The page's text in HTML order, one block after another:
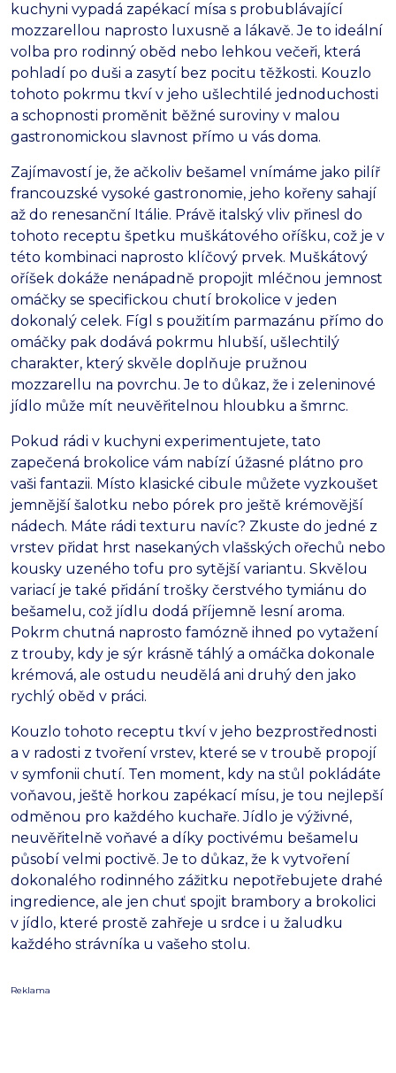
kuchyni vypadá zapékací mísa s probublávající
mozzarellou naprosto luxusně a lákavě. Je to ideální
volba pro rodinný oběd nebo lehkou večeři, která
pohladí po duši a zasytí bez pocitu těžkosti. Kouzlo
tohoto pokrmu tkví v jeho ušlechtilé jednoduchosti
a schopnosti proměnit běžné suroviny v malou
gastronomickou slavnost přímo u vás doma.
Zajímavostí je, že ačkoliv bešamel vnímáme jako pilíř
francouzské vysoké gastronomie, jeho kořeny sahají
až do renesanční Itálie. Právě italský vliv přinesl do
tohoto receptu špetku muškátového oříšku, což je v
této kombinaci naprosto klíčový prvek. Muškátový
oříšek dokáže nenápadně propojit mléčnou jemnost
omáčky se specifickou chutí brokolice v jeden
dokonalý celek. Fígl s použitím parmazánu přímo do
omáčky pak dodává pokrmu hlubší, ušlechtilý
charakter, který skvěle doplňuje pružnou
mozzarellu na povrchu. Je to důkaz, že i zeleninové
jídlo může mít neuvěřitelnou hloubku a šmrnc.
Pokud rádi v kuchyni experimentujete, tato
zapečená brokolice vám nabízí úžasné plátno pro
vaši fantazii. Místo klasické cibule můžete vyzkoušet
jemnější šalotku nebo pórek pro ještě krémovější
nádech. Máte rádi texturu navíc? Zkuste do jedné z
vrstev přidat hrst nasekaných vlašských ořechů nebo
kousky uzeného tofu pro sytější variantu. Skvělou
variací je také přidání trošky čerstvého tymiánu do
bešamelu, což jídlu dodá příjemně lesní aroma.
Pokrm chutná naprosto famózně ihned po vytažení
z trouby, kdy je sýr krásně táhlý a omáčka dokonale
krémová, ale ostudu neudělá ani druhý den jako
rychlý oběd v práci.
Kouzlo tohoto receptu tkví v jeho bezprostřednosti
a v radosti z tvoření vrstev, které se v troubě propojí
v symfonii chutí. Ten moment, kdy na stůl pokládáte
voňavou, ještě horkou zapékací mísu, je tou nejlepší
odměnou pro každého kuchaře. Jídlo je výživné,
neuvěřitelně voňavé a díky poctivému bešamelu
působí velmi poctivě. Je to důkaz, že k vytvoření
dokonalého rodinného zážitku nepotřebujete drahé
ingredience, ale jen chuť spojit brambory a brokolici
v jídlo, které prostě zahřeje u srdce i u žaludku
každého strávníka u vašeho stolu.
Reklama